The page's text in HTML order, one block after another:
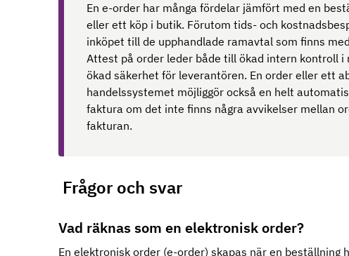
En e-order har många fördelar jämfört med en
eller ett köp i butik. Förutom tids- och
inköpet till de upphandlade ramavtal som finns
Attest på order leder både till ökad intern kontroll i
ökad säkerhet för leverantören. En order eller ett
handelssystemet möjliggör också en helt
faktura om det inte finns några avvikelser mellan
fakturan.
Frågor och svar
Vad räknas som en elektronisk order?
En elektronisk order (e-order) skapas när en beställning